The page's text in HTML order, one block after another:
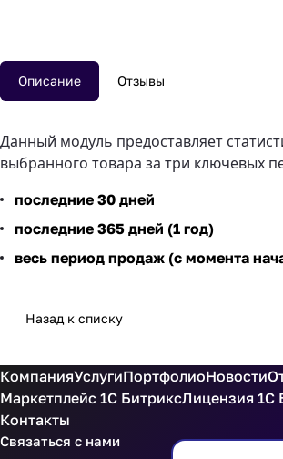
Описание Отзывы
Данный модуль предоставляет
выбранного товара за три ключевых
последние 30 дней
последние 365 дней (1 год)
весь период продаж (с момента
Назад к списку
КомпанияУслугиПортфолиоНовости
Маркетплейс 1С БитриксЛицензия 1С
Контакты
Связаться с нами